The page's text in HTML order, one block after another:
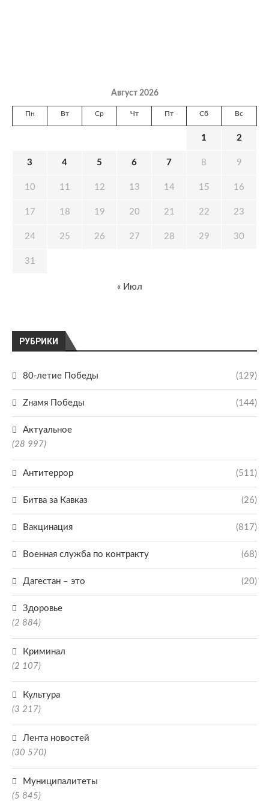
РУБРИКИ
80-летие Победы (129)
Zнамя Победы (144)
Актуальное
(28 997)
Антитеррор (511)
Битва за Кавказ (26)
Вакцинация (817)
Военная служба по контракту (68)
Дагестан – это (20)
Здоровье
(2 884)
Криминал
(2 107)
Культура
(3 217)
Лента новостей
(30 570)
Муниципалитеты
(5 845)
Август 2026
Пн Вт Ср Чт Пт Сб Вс
1 2
3 4 5 6 7 8 9
10 11 12 13 14 15 16
17 18 19 20 21 22 23
24 25 26 27 28 29 30
31
« Июл